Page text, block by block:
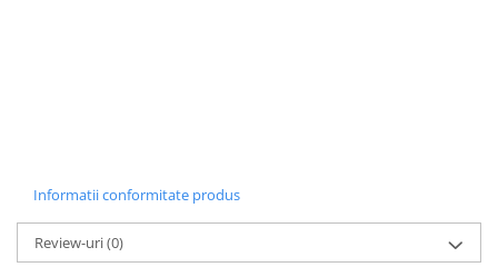
Margele HAMA MAXI
Informatii conformitate produs
Review-uri(0)